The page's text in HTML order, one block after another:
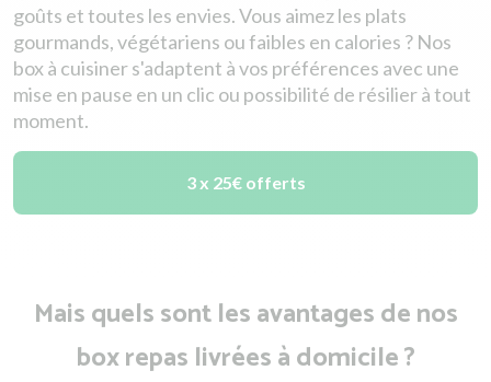
goûts et toutes les envies. Vous aimez les plats
gourmands, végétariens ou faibles en calories ? Nos
box à cuisiner s'adaptent à vos préférences avec une
mise en pause en un clic ou possibilité de résilier à tout
moment.
3 x 25€ offerts
Mais quels sont les avantages de nos
box repas livrées à domicile ?